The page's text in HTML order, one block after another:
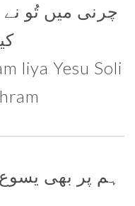
چرنی میں تُو
liya Yesu Soli
ہم پر بھی